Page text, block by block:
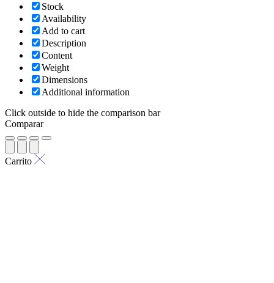
Stock
Availability
Add to cart
Description
Content
Weight
Dimensions
Additional information
Click outside to hide the comparison bar
Comparar
Carrito